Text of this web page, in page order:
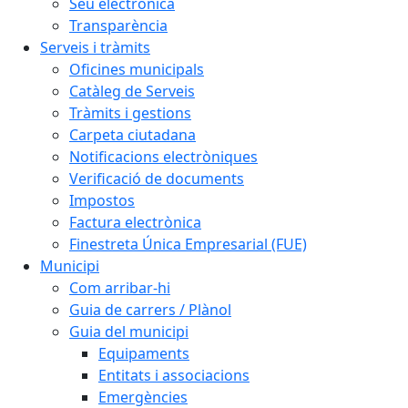
Transparència
Serveis i tràmits
Oficines municipals
Catàleg de Serveis
Tràmits i gestions
Carpeta ciutadana
Notificacions electròniques
Verificació de documents
Impostos
Factura electrònica
Finestreta Única Empresarial (FUE)
Municipi
Com arribar-hi
Guia de carrers / Plànol
Guia del municipi
Equipaments
Entitats i associacions
Emergències